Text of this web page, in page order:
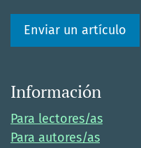
Enviar un artículo
Información
Para lectores/as
Para autores/as